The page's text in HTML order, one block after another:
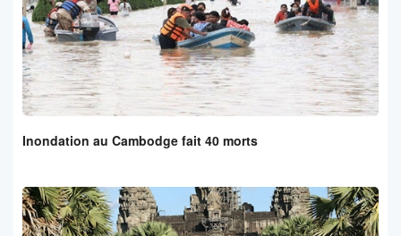
Inondation au Cambodge fait 40 morts